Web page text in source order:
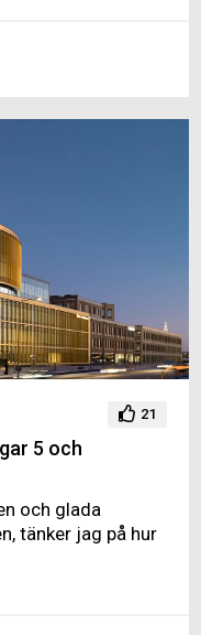
21
5 och
och glada
tänker jag på hur